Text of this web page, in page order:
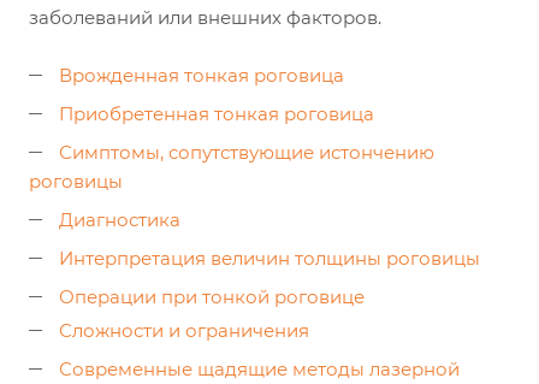
заболеваний или внешних факторов.
Врожденная тонкая роговица
Приобретенная тонкая роговица
Симптомы, сопутствующие истончению
роговицы
Диагностика
Интерпретация величин толщины роговицы
Операции при тонкой роговице
Сложности и ограничения
Современные щадящие методы лазерной